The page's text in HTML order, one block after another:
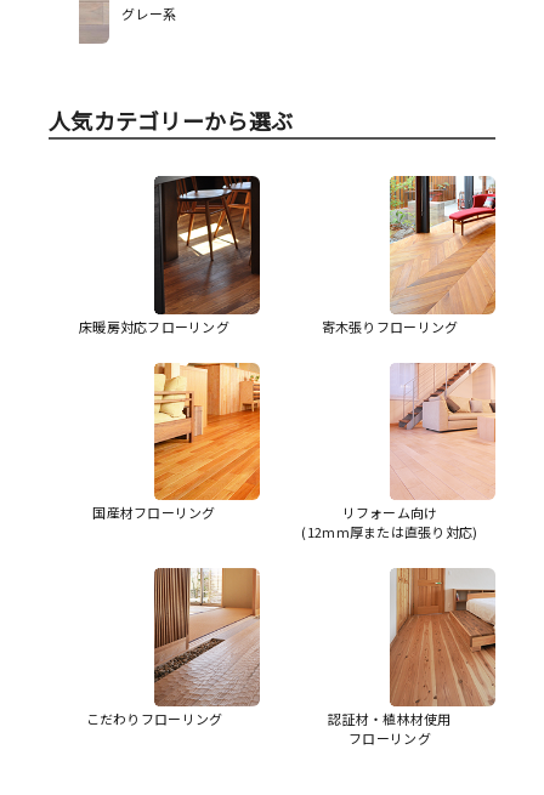
グレー系
人気カテゴリーから選ぶ
床暖房対応フローリング 寄木張りフローリング
国産材フローリング
リフォーム向け
(12mm厚または直張り対応)
こだわりフローリング
認証材・植林材使用
フローリング